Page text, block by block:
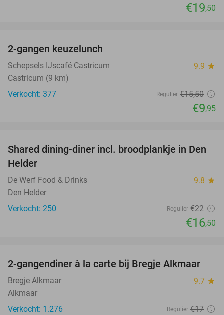
€19,50
2-gangen keuzelunch
Schepsels IJscafé Castricum 9.9 star
Castricum (9 km)
Verkocht: 377
Regulier €15,50
€9,95
25%
Shared dining-diner incl. broodplankje in Den
Helder
De Werf Food & Drinks 9.8 star
Den Helder
Verkocht: 250
Regulier €22
€16,50
12%
2-gangendiner à la carte bij Bregje Alkmaar
Bregje Alkmaar 9.7 star
Alkmaar
Verkocht: 1.276
Regulier €17